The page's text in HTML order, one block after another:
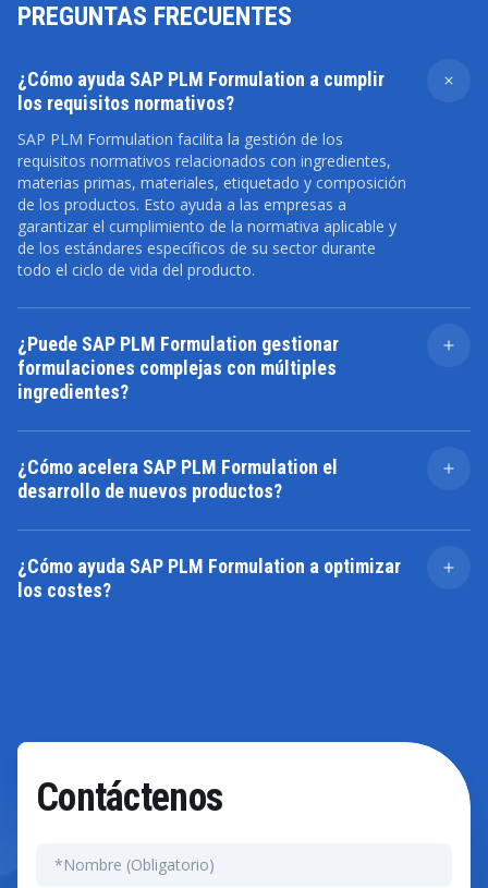
PREGUNTAS FRECUENTES
¿Cómo ayuda SAP PLM Formulation a cumplir
los requisitos normativos?
SAP PLM Formulation facilita la gestión de los
requisitos normativos relacionados con ingredientes,
materias primas, materiales, etiquetado y composición
de los productos. Esto ayuda a las empresas a
garantizar el cumplimiento de la normativa aplicable y
de los estándares específicos de su sector durante
todo el ciclo de vida del producto.
¿Puede SAP PLM Formulation gestionar
formulaciones complejas con múltiples
ingredientes?
Sí. SAP PLM Formulation permite gestionar
componentes, así como modificar recetas, ajustar
proporciones y adaptar las formulaciones a diferentes
¿Cómo acelera SAP PLM Formulation el
desarrollo de nuevos productos?
Al centralizar la información de las formulaciones e
normativo, SAP PLM Formulation agiliza el desarrollo
de nuevos productos, mejora la colaboración entre
¿Cómo ayuda SAP PLM Formulation a optimizar
los costes?
Contáctenos